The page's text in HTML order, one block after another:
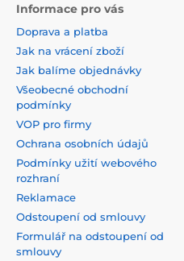
Informace pro vás
Doprava a platba
Jak na vrácení zboží
Jak balíme objednávky
Všeobecné obchodní
podmínky
VOP pro firmy
Ochrana osobních údajů
Podmínky užití webového
rozhraní
Reklamace
Odstoupení od smlouvy
Formulář na odstoupení od
smlouvy